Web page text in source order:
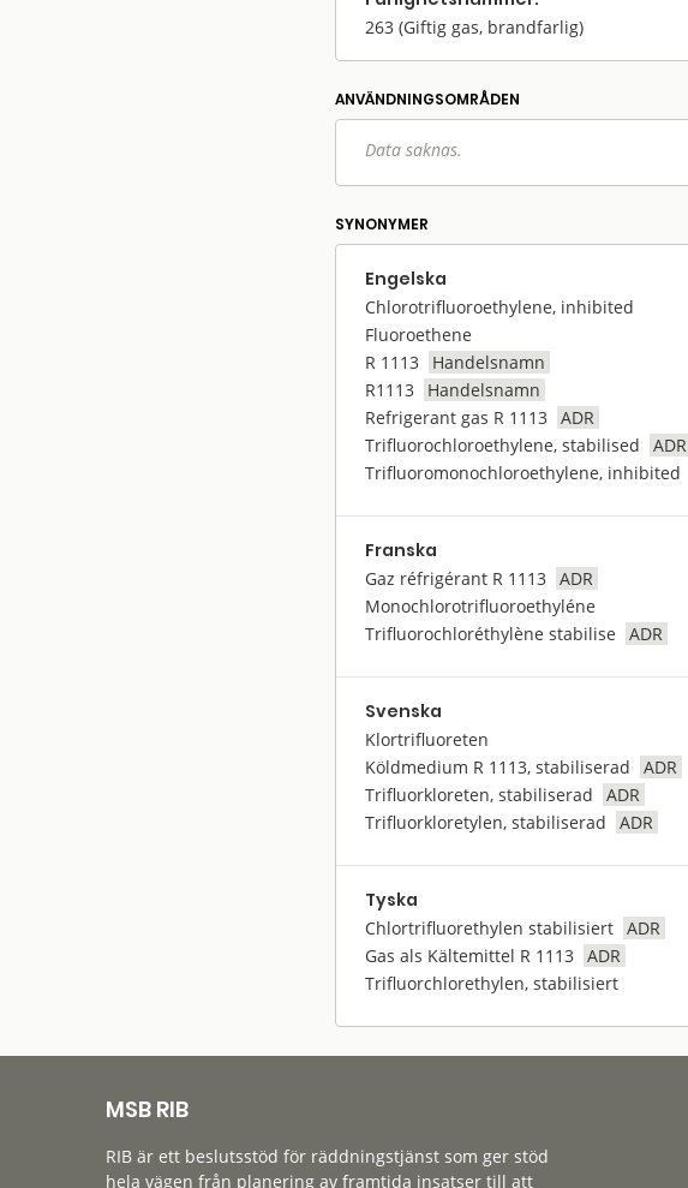
263 (Giftig gas, brandfarlig)
ANVÄNDNINGS­OMRÅDEN
Data saknas.
SYNONYMER
Engelska
Chlorotrifluoroethylene, inhibited
Fluoroethene
R 1113
Handelsnamn
R1113
Handelsnamn
Refrigerant gas R 1113 ADR
Trifluorochloroethylene, stabilised
ADR
Trifluoromonochloroethylene, inhibited
Franska
Gaz réfrigérant R 1113 ADR
Monochlorotrifluoroethyléne
Trifluorochloréthylène stabilise
ADR
Svenska
Klortrifluoreten
Köldmedium R 1113, stabiliserad
ADR
Trifluorkloreten, stabiliserad
ADR
Trifluorkloretylen, stabiliserad
ADR
Tyska
Chlortrifluorethylen stabilisiert ADR
Gas als Kältemittel R 1113 ADR
Trifluorchlorethylen, stabilisiert
MSB RIB
RIB är ett beslutsstöd för räddningstjänst som ger stöd
hela vägen från planering av framtida insatser till att